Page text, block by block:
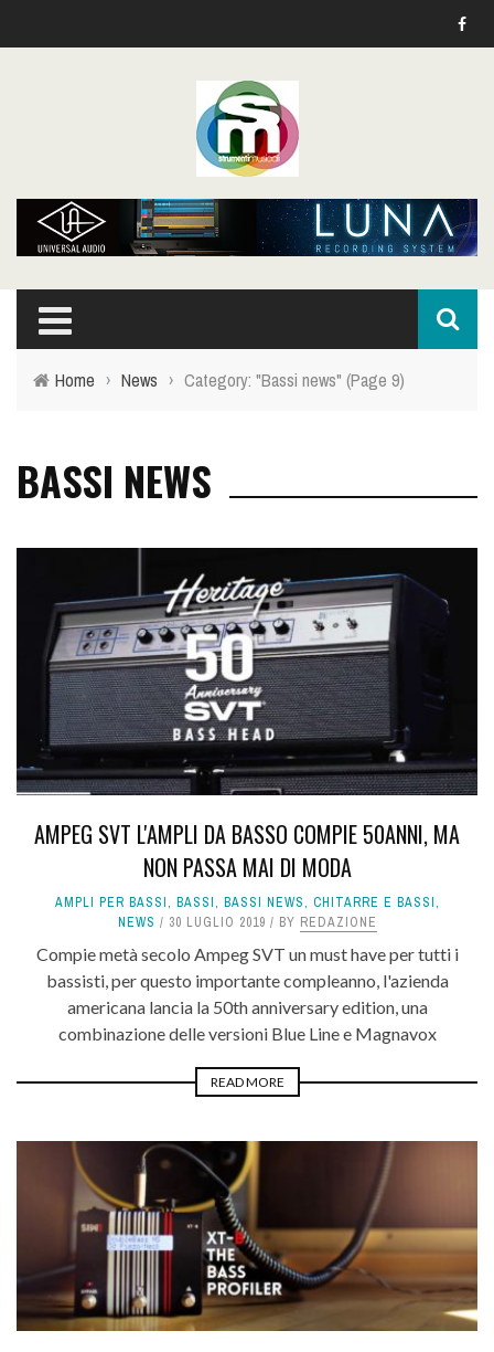
Home › News › Category: "Bassi news" (Page 9)
BASSI NEWS
AMPEG SVT L'AMPLI DA BASSO COMPIE 50ANNI, MA
NON PASSA MAI DI MODA
AMPLI PER BASSI, BASSI, BASSI NEWS, CHITARRE E BASSI,
NEWS
30 LUGLIO 2019 BY REDAZIONE
Compie metà secolo Ampeg SVT un must have per tutti i
bassisti, per questo importante compleanno, l'azienda
americana lancia la 50th anniversary edition, una
combinazione delle versioni Blue Line e Magnavox
READ MORE